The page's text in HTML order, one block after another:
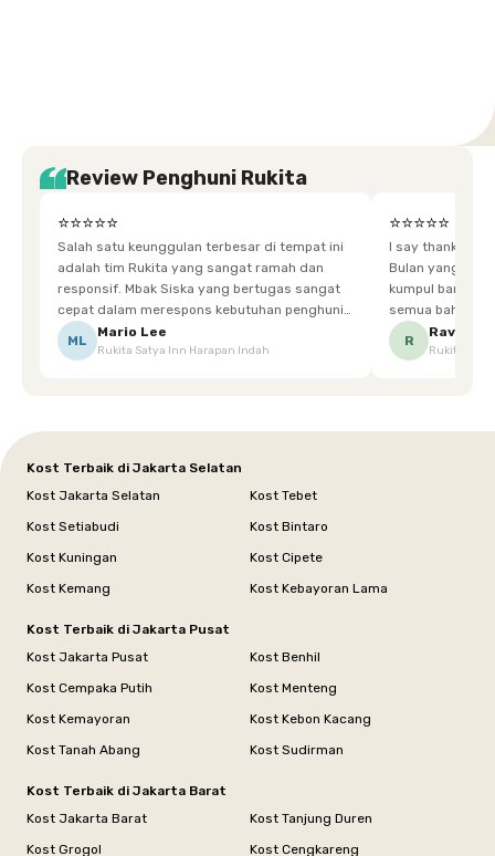
Review Penghuni Rukita
⭐⭐⭐⭐⭐
Salah satu keunggulan terbesar di tempat ini
adalah tim Rukita yang sangat ramah dan
responsif. Mbak Siska yang bertugas sangat
cepat dalam merespons kebutuhan penghuni.
Ketika saya meminta keset karena sempat
terpeleset, permintaan tersebut langsung
ML
Mario Lee
Rukita Satya Inn Harapan Indah
⭐⭐⭐⭐⭐
I say thankyou
Bulan yang super happy! banyak
kumpul bareng
semua bahagia
mgkn saran dari air aja & kebersihan lebih di
R
Ravena
Rukita
Kost Terbaik di Jakarta Selatan
Kost Jakarta Selatan
Kost Tebet
Kost Setiabudi
Kost Bintaro
Kost Kuningan
Kost Cipete
Kost Kemang
Kost Kebayoran Lama
Kost Terbaik di Jakarta Pusat
Kost Jakarta Pusat
Kost Benhil
Kost Cempaka Putih
Kost Menteng
Kost Kemayoran
Kost Kebon Kacang
Kost Tanah Abang
Kost Sudirman
Kost Terbaik di Jakarta Barat
Kost Jakarta Barat
Kost Tanjung Duren
Kost Grogol
Kost Cengkareng